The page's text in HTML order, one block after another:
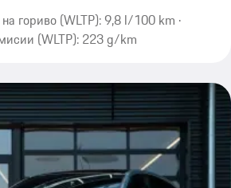
гориво (WLTP): 9,8 l/100 km ·
(WLTP): 223 g/km